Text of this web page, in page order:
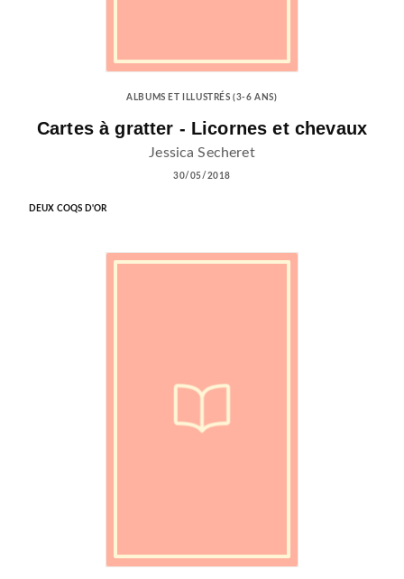
ALBUMS ET ILLUSTRÉS (3-6 ANS)
Cartes à gratter - Licornes et chevaux
Jessica Secheret
30/05/2018
DEUX COQS D'OR